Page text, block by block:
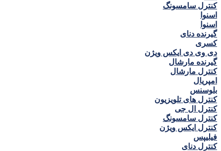
کنترل سامسونگ
اسنوا
اسنوا
گیرنده دنای
كسری
دی وی دی ايكس ويژن
گیرنده مارشال
کنترل مارشال
امپريال
بلوسنس
کنترل های تلویزیون
کنترل ال جی
کنترل سامسونگ
کنترل ايكس ويژن
فيليپس
کنترل دنای